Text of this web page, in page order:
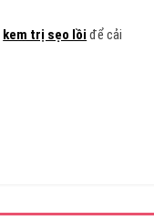
kem trị sẹo lồiđể cải